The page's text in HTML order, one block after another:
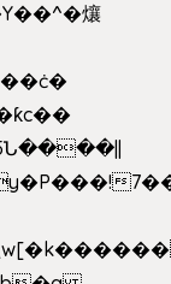
爙